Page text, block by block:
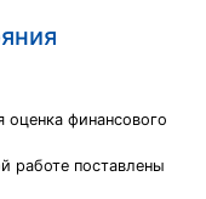
финансового
работе поставлены